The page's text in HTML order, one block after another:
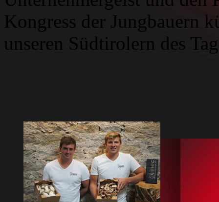
Kongress der Jungbauern
unseren Südtirolern des